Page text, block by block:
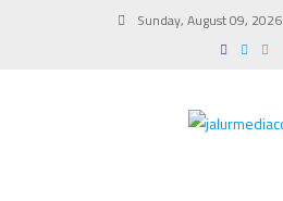
Sunday, August 09, 2026